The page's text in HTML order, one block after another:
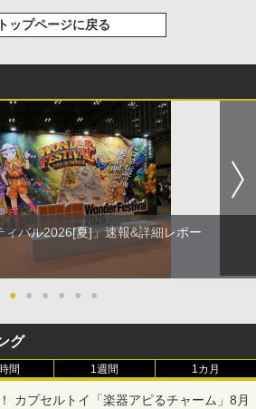
トップページに戻る
ィバル2026[夏]」速報&詳細レポー
● ● ● ● ● ●
グ
間 1週間 1カ月
カプセルトイ「楽器アピるチャーム」8月